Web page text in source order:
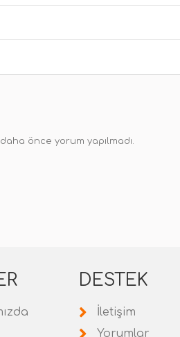
önce yorum yapılmadı.
DESTEK
İletişim
Yorumlar